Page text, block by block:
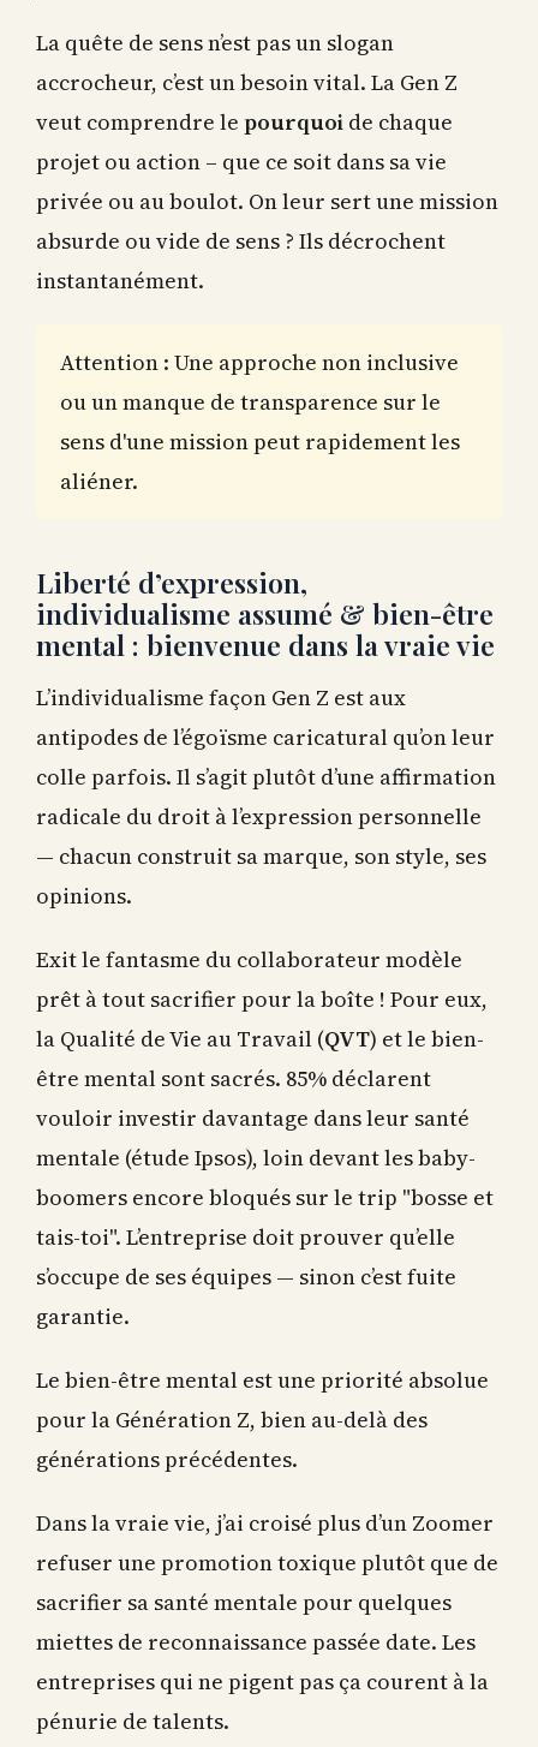
La quête de sens n’est pas un slogan
accrocheur, c’est un besoin vital. La Gen Z
veut comprendre le pourquoi de chaque
projet ou action – que ce soit dans sa vie
privée ou au boulot. On leur sert une mission
absurde ou vide de sens ? Ils décrochent
instantanément.
Attention : Une approche non inclusive
ou un manque de transparence sur le
sens d'une mission peut rapidement les
aliéner.
Liberté d’expression,
individualisme assumé & bien-être
mental : bienvenue dans la vraie vie
L’individualisme façon Gen Z est aux
antipodes de l’égoïsme caricatural qu’on leur
colle parfois. Il s’agit plutôt d’une affirmation
radicale du droit à l’expression personnelle
— chacun construit sa marque, son style, ses
opinions.
Exit le fantasme du collaborateur modèle
prêt à tout sacrifier pour la boîte ! Pour eux,
la Qualité de Vie au Travail (QVT) et le bien-
être mental sont sacrés. 85% déclarent
vouloir investir davantage dans leur santé
mentale (étude Ipsos), loin devant les baby-
boomers encore bloqués sur le trip "bosse et
tais-toi". L’entreprise doit prouver qu’elle
s’occupe de ses équipes — sinon c’est fuite
garantie.
Le bien-être mental est une priorité absolue
pour la Génération Z, bien au-delà des
générations précédentes.
Dans la vraie vie, j’ai croisé plus d’un Zoomer
refuser une promotion toxique plutôt que de
sacrifier sa santé mentale pour quelques
miettes de reconnaissance passée date. Les
entreprises qui ne pigent pas ça courent à la
pénurie de talents.